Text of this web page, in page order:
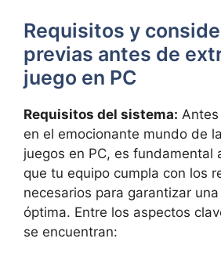
Requisitos ⁣y
previas antes de
juego ‍en PC
Requisitos del sistema:
en el emocionante ‍mundo de
‌juegos en PC, es fundamental
que tu ⁤equipo cumpla ‍con los
necesarios para garantizar
óptima. Entre los aspectos
se encuentran: